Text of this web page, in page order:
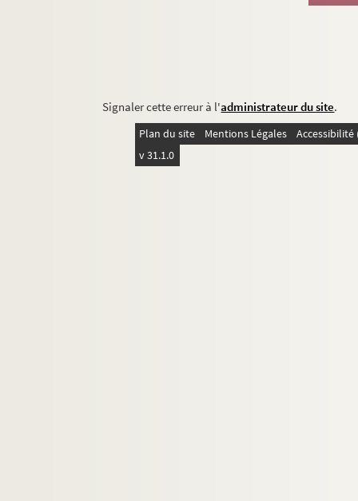
Signaler cette erreur à l'administrateur du site.
Plan du site Mentions Légales
v 31.1.0